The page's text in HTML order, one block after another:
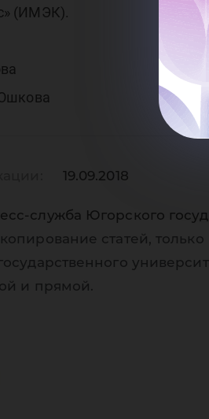
(ИМЭК).
19.09.2018
служба Югорского
статей,
и прямой.